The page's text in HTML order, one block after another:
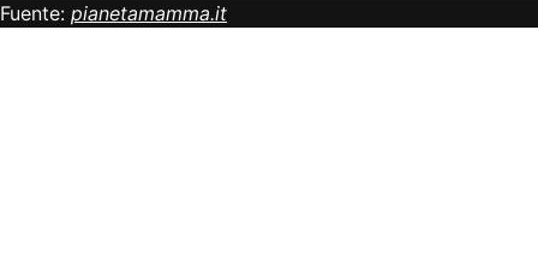
Fuente: pianetamamma.it